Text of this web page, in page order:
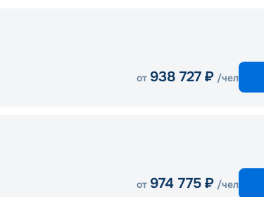
от 938 727 ₽ /чел
от 974 775 ₽ /чел